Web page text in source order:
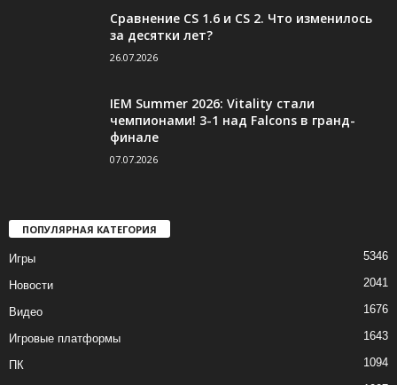
Сравнение CS 1.6 и CS 2. Что изменилось
за десятки лет?
26.07.2026
IEM Summer 2026: Vitality стали
чемпионами! 3-1 над Falcons в гранд-
финале
07.07.2026
ПОПУЛЯРНАЯ КАТЕГОРИЯ
Игры 5346
Новости 2041
Видео 1676
Игровые платформы 1643
ПК 1094